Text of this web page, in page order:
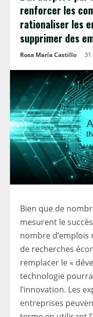
renforcer les
rationaliser les
supprimer des
Rosa María Castillo 31
Bien que de
mesurent le
nombre
de recherches
remplacer le «
technologie
l’innovation. Les
entreprises